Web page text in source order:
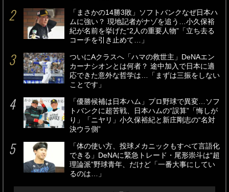
「まさかの14勝3敗」ソフトバンクなぜ日本ハ
ムに強い？ 現地記者がナゾを追う…小久保裕
紀が名前を挙げた“2人の重要人物”「立ち去る
コーチを引き止めて…」
ついにAクラスへ「ハマの救世主」DeNAエン
カーナシオンとは何者？ 途中加入で日本に適
応できた意外な哲学は…「まずは三振をしない
ことです」
「優勝候補は日本ハム」プロ野球で異変…ソフ
トバンクに超苦戦、日本ハムの“誤算”「悔しが
り」「ニヤリ」小久保裕紀と新庄剛志の“名対
決ウラ側”
「体の使い方、投球メカニックもすべて言語化
できる」DeNAに緊急トレード・尾形崇斗は“超
理論派”野球青年、だけど「一番大事にしてい
るのは…」